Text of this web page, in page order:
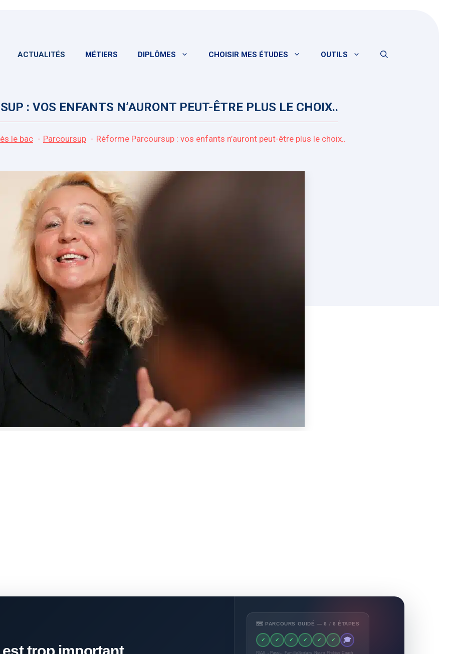
ACTUALITÉS MÉTIERS DIPLÔMES CHOISIR MES ÉTUDES OUTILS
: VOS ENFANTS N’AURONT PEUT-ÊTRE PLUS LE CHOIX..
le bac Parcoursup Réforme Parcoursup : vos enfants n’auront peut-être plus le choix..
est trop important
🗺️ PARCOURS GUIDÉ — 6 / 6 ÉTAPES
✓ ✓ ✓ ✓ ✓ ✓ 🎓
Famille Scolaire Neuro Phobies Coach